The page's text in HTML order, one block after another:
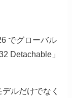
でグローバル
Detachable」
ルだけでなく